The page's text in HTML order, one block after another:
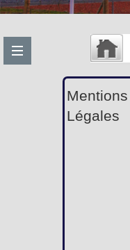
Mentions
Légales